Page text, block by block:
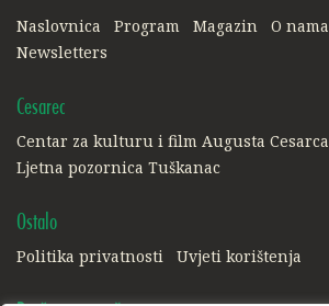
Naslovnica Program Magazin O nama
Newsletters
Cesarec
Centar za kulturu i film Augusta Cesarca
Ljetna pozornica Tuškanac
Ostalo
Politika privatnosti Uvjeti korištenja